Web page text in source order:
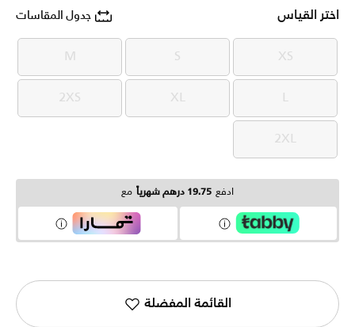
اختر القياس جدول المقاسات
XS
XS
S
S
M
M
L
L
XL
XL
2XS
2XS
2XL
2XL
ادفع 19.75 درهم شهرياً مع
القائمة المفضلة